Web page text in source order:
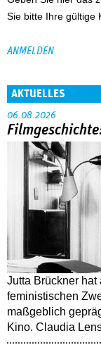
Sie bitte Ihre gültige
AKTUELLES
06.08.2026
Jutta Brückner
feministischen
maßgeblich
Kino. Claudia